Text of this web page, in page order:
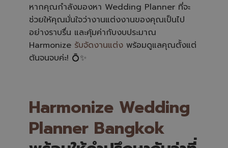
หากคุณกำลังมองหา Wedding Planner ที่จะ
ช่วยให้คุณมั่นใจว่างานแต่งงานของคุณเป็นไป
อย่างราบรื่น และคุ้มค่ากับงบประมาณ
Harmonize รับจัดงานแต่งพร้อมดูแลคุณตั้งแต่
ต้นจนจบค่ะ! 💍✨
Harmonize Wedding
Planner Bangkok